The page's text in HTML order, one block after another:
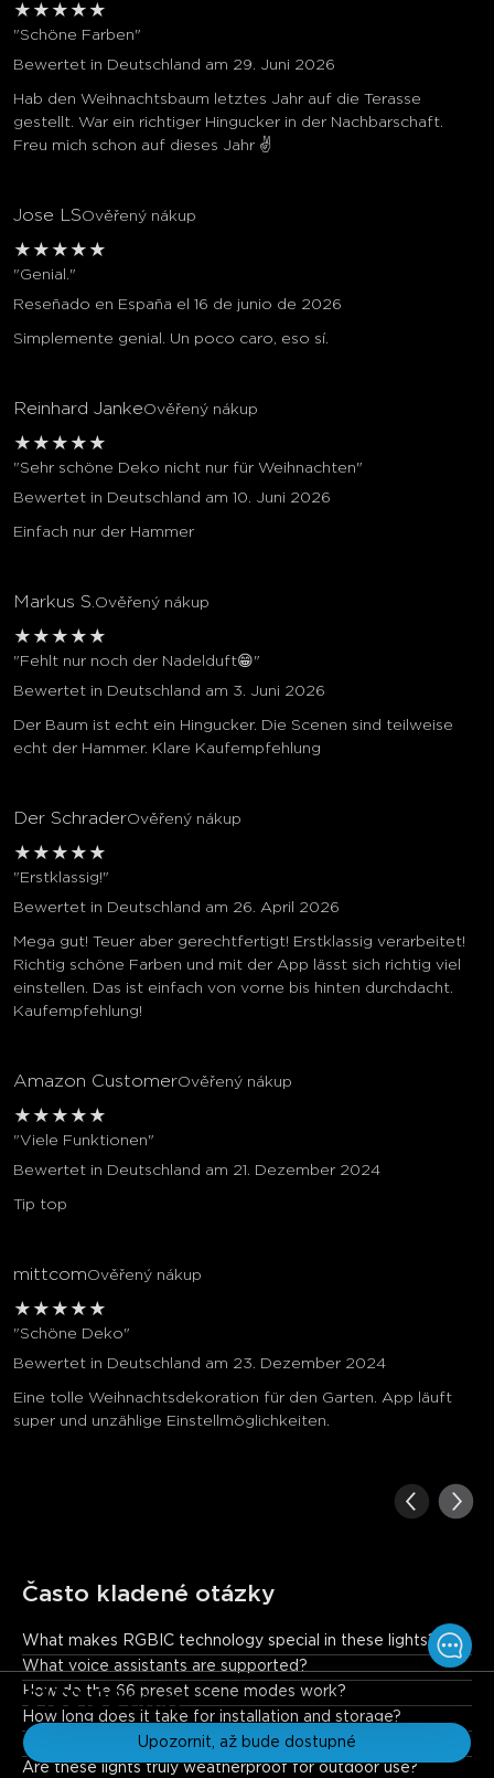
€139.99€169.99
Upozornit, až bude dostupné
★ ★ ★ ★ ★
"Schöne Farben"
Bewertet in Deutschland am 29. Juni 2026
Hab den Weihnachtsbaum letztes Jahr auf die Terasse
gestellt. War ein richtiger Hingucker in der Nachbarschaft.
Freu mich schon auf dieses Jahr ✌️
Jose LSOvěřený nákup
★ ★ ★ ★ ★
"Genial."
Reseñado en España el 16 de junio de 2026
Simplemente genial. Un poco caro, eso sí.
Reinhard JankeOvěřený nákup
★ ★ ★ ★ ★
"Sehr schöne Deko nicht nur für Weihnachten"
Bewertet in Deutschland am 10. Juni 2026
Einfach nur der Hammer
Markus S. Ověřený nákup
★ ★ ★ ★ ★
"Fehlt nur noch der Nadelduft😁"
Bewertet in Deutschland am 3. Juni 2026
Der Baum ist echt ein Hingucker. Die Scenen sind teilweise
echt der Hammer. Klare Kaufempfehlung
Der SchraderOvěřený nákup
★ ★ ★ ★ ★
"Erstklassig!"
Bewertet in Deutschland am 26. April 2026
Mega gut! Teuer aber gerechtfertigt! Erstklassig verarbeitet!
Richtig schöne Farben und mit der App lässt sich richtig viel
einstellen. Das ist einfach von vorne bis hinten durchdacht.
Kaufempfehlung!
Amazon CustomerOvěřený nákup
★ ★ ★ ★ ★
"Viele Funktionen"
Bewertet in Deutschland am 21. Dezember 2024
Tip top
mittcomOvěřený nákup
★ ★ ★ ★ ★
"Schöne Deko"
Bewertet in Deutschland am 23. Dezember 2024
Eine tolle Weihnachtsdekoration für den Garten. App läuft
super und unzählige Einstellmöglichkeiten.
Často kladené otázky
What makes RGBIC technology special in these lights?
RGBIC allows individual control of each LED, enabling advanced
effects like multicolor gradients, dynamic patterns, and pixel-
perfect animations.
What voice assistants are supported?
How do the 66 preset scene modes work?
How long does it take for installation and storage?
Can I sync these lights with other Govee products?
Are these lights truly weatherproof for outdoor use?